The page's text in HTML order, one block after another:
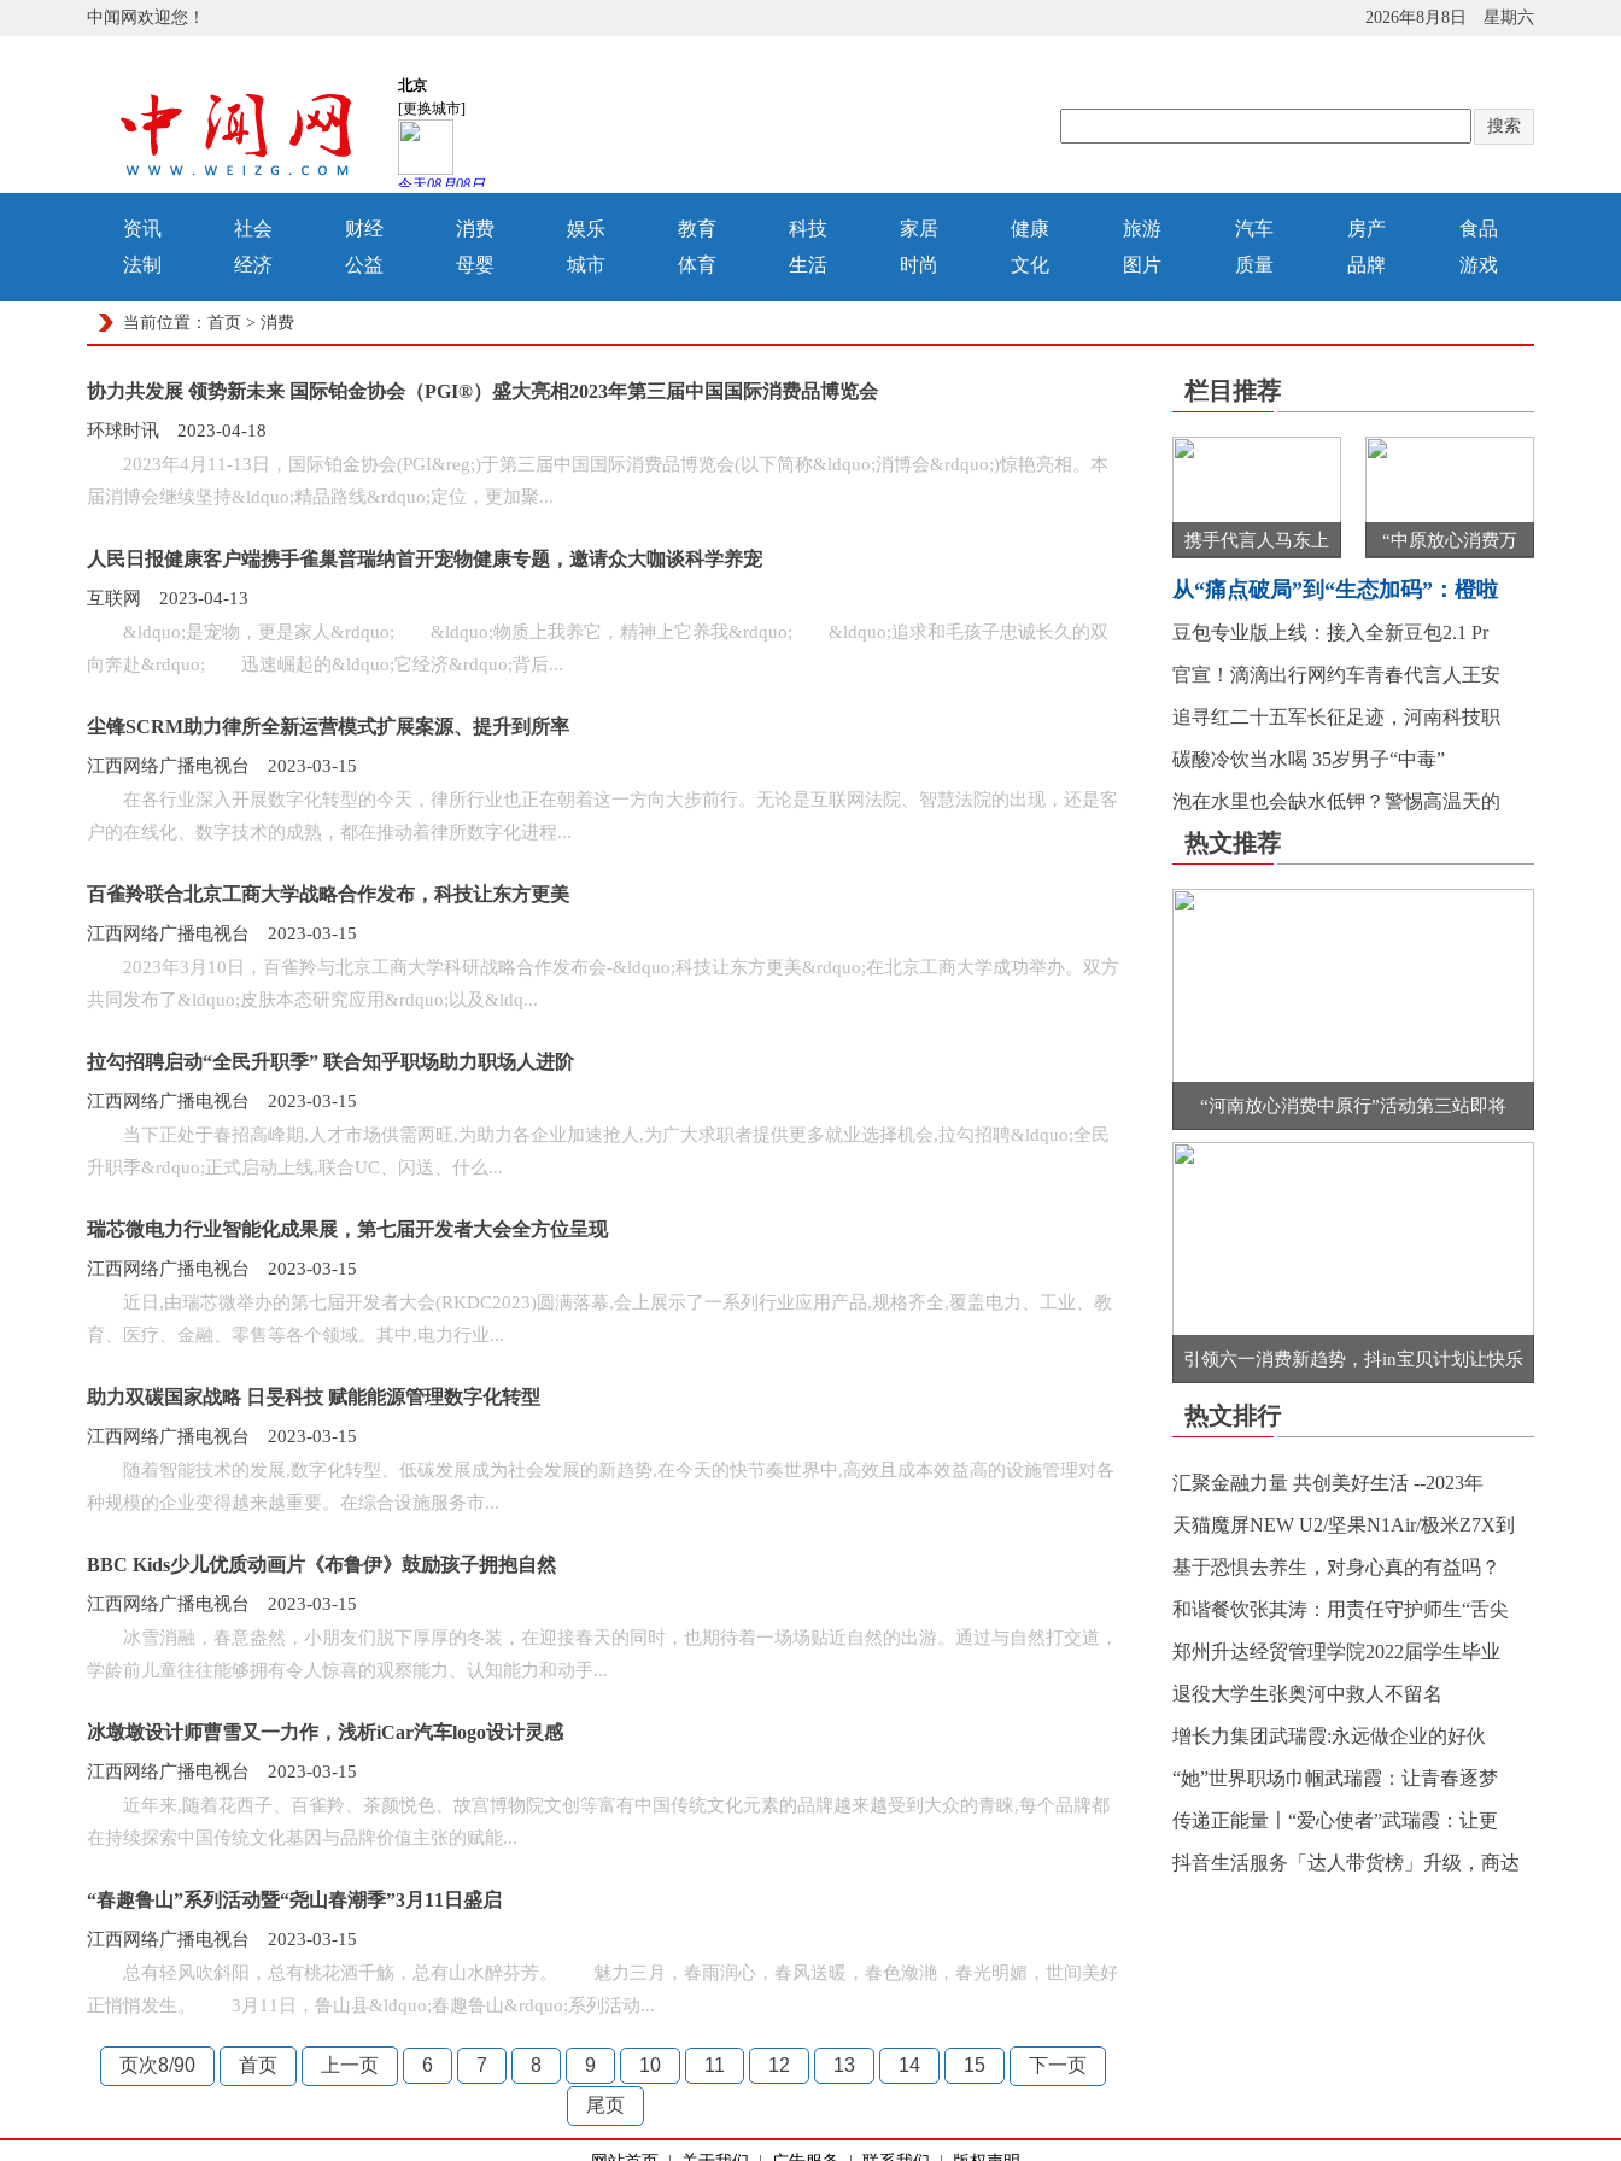
中闻网欢迎您！ 2026年8月8日 星期六
资讯 社会 财经 消费 娱乐 教育 科技 家居 健康 旅游 汽车 房产
食品
法制
经济 公益 母婴 城市 体育 生活 时尚 文化 图片 质量 品牌 游戏
当前位置： 首页 > 消费
协力共发展 领势新未来 国际铂金协会（PGI®）盛大亮相2023年第三届中国国际消费品博览会
环球时讯 2023-04-18
2023年4月11-13日，国际铂金协会(PGI&reg;)于第三届中国国际消费品博览会(以下简称&ldquo;消博会&rdquo;)惊艳亮相。本
届消博会继续坚持&ldquo;精品路线&rdquo;定位，更加聚...
人民日报健康客户端携手雀巢普瑞纳首开宠物健康专题，邀请众大咖谈科学养宠
互联网 2023-04-13
&ldquo;是宠物，更是家人&rdquo; &ldquo;物质上我养它，精神上它养我&rdquo; &ldquo;追求和毛孩子忠诚长久的双
向奔赴&rdquo; 迅速崛起的&ldquo;它经济&rdquo;背后...
尘锋SCRM助力律所全新运营模式扩展案源、提升到所率
江西网络广播电视台 2023-03-15
在各行业深入开展数字化转型的今天，律所行业也正在朝着这一方向大步前行。无论是互联网法院、智慧法院的出现，还是客
户的在线化、数字技术的成熟，都在推动着律所数字化进程...
百雀羚联合北京工商大学战略合作发布，科技让东方更美
江西网络广播电视台 2023-03-15
2023年3月10日，百雀羚与北京工商大学科研战略合作发布会-&ldquo;科技让东方更美&rdquo;在北京工商大学成功举办。双方
共同发布了&ldquo;皮肤本态研究应用&rdquo;以及&ldq...
拉勾招聘启动“全民升职季” 联合知乎职场助力职场人进阶
江西网络广播电视台 2023-03-15
当下正处于春招高峰期,人才市场供需两旺,为助力各企业加速抢人,为广大求职者提供更多就业选择机会,拉勾招聘&ldquo;全民
升职季&rdquo;正式启动上线,联合UC、闪送、什么...
瑞芯微电力行业智能化成果展，第七届开发者大会全方位呈现
江西网络广播电视台 2023-03-15
近日,由瑞芯微举办的第七届开发者大会(RKDC2023)圆满落幕,会上展示了一系列行业应用产品,规格齐全,覆盖电力、工业、教
育、医疗、金融、零售等各个领域。其中,电力行业...
助力双碳国家战略 日旻科技 赋能能源管理数字化转型
江西网络广播电视台 2023-03-15
随着智能技术的发展,数字化转型、低碳发展成为社会发展的新趋势,在今天的快节奏世界中,高效且成本效益高的设施管理对各
种规模的企业变得越来越重要。在综合设施服务市...
BBC Kids少儿优质动画片《布鲁伊》鼓励孩子拥抱自然
江西网络广播电视台 2023-03-15
冰雪消融，春意盎然，小朋友们脱下厚厚的冬装，在迎接春天的同时，也期待着一场场贴近自然的出游。通过与自然打交道，
学龄前儿童往往能够拥有令人惊喜的观察能力、认知能力和动手...
冰墩墩设计师曹雪又一力作，浅析iCar汽车logo设计灵感
江西网络广播电视台 2023-03-15
近年来,随着花西子、百雀羚、茶颜悦色、故宫博物院文创等富有中国传统文化元素的品牌越来越受到大众的青睐,每个品牌都
在持续探索中国传统文化基因与品牌价值主张的赋能...
“春趣鲁山”系列活动暨“尧山春潮季”3月11日盛启
江西网络广播电视台 2023-03-15
总有轻风吹斜阳，总有桃花酒千觞，总有山水醉芬芳。 魅力三月，春雨润心，春风送暖，春色潋滟，春光明媚，世间美好
正悄悄发生。 3月11日，鲁山县&ldquo;春趣鲁山&rdquo;系列活动...
页次8/90 首页 上一页 6 7 8 9 10 11 12 13 14 15
下一页
尾页
栏目推荐
携手代言人马东上 “中原放心消费万
从“痛点破局”到“生态加码”：橙啦
豆包专业版上线：接入全新豆包2.1 Pr
官宣！滴滴出行网约车青春代言人王安
追寻红二十五军长征足迹，河南科技职
碳酸冷饮当水喝 35岁男子“中毒”
泡在水里也会缺水低钾？警惕高温天的
热文推荐
“河南放心消费中原行”活动第三站即将
引领六一消费新趋势，抖in宝贝计划让快乐
热文排行
汇聚金融力量 共创美好生活 --2023年
天猫魔屏NEW U2/坚果N1Air/极米Z7X到
基于恐惧去养生，对身心真的有益吗？
和谐餐饮张其涛：用责任守护师生“舌尖
郑州升达经贸管理学院2022届学生毕业
退役大学生张奥河中救人不留名
增长力集团武瑞霞:永远做企业的好伙
“她”世界职场巾帼武瑞霞：让青春逐梦
传递正能量〡“爱心使者”武瑞霞：让更
抖音生活服务「达人带货榜」升级，商达